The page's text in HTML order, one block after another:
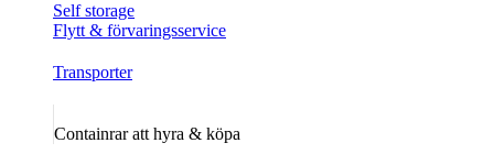
Self storage
Flytt & förvaringsservice
Transporter
Containrar att hyra & köpa